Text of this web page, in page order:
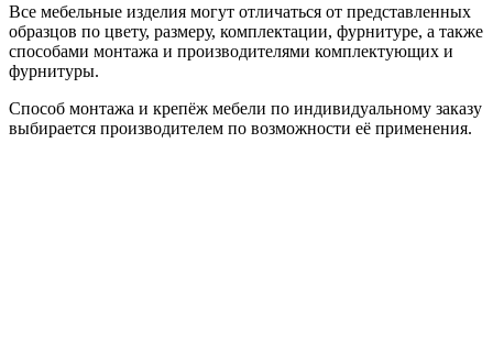
Все мебельные изделия могут отличаться от представленных
образцов по цвету, размеру, комплектации, фурнитуре, а также
способами монтажа и производителями комплектующих и
фурнитуры.
Способ монтажа и крепёж мебели по индивидуальному заказу
выбирается производителем по возможности её применения.